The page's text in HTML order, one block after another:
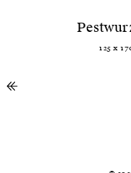
125 x
↞